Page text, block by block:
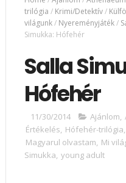
trilógia / Krimi/Detektív/
világunk/ Nyereményjáték/
Simukka: Hófehér
Salla
Hófehér
11/30/2014 Ajánlom,
Értékelés, Hófehér-trilógia,
Magyarul olvastam, Mi
Simukka, young adult